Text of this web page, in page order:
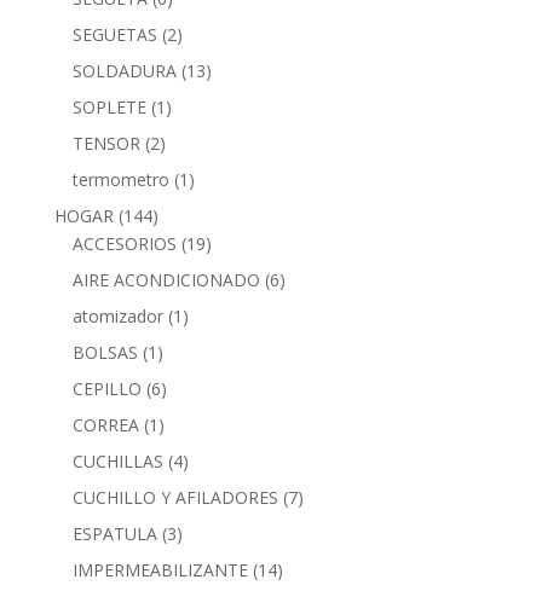
SEGUETAS (2)
SOLDADURA (13)
SOPLETE (1)
TENSOR (2)
termometro (1)
HOGAR (144)
ACCESORIOS (19)
AIRE ACONDICIONADO (6)
atomizador (1)
BOLSAS (1)
CEPILLO (6)
CORREA (1)
CUCHILLAS (4)
CUCHILLO Y AFILADORES (7)
ESPATULA (3)
IMPERMEABILIZANTE (14)